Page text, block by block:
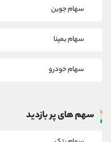
سهام جوین
سهام بمپنا
سهام خودرو
سهم های پر بازدید